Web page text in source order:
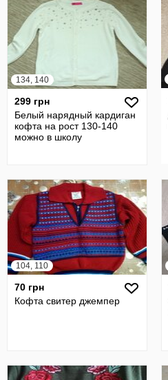
134, 140
299 грн
Белый нарядный кардиган
кофта на рост 130-140
можно в школу
104, 110
70 грн
Кофта свитер джемпер